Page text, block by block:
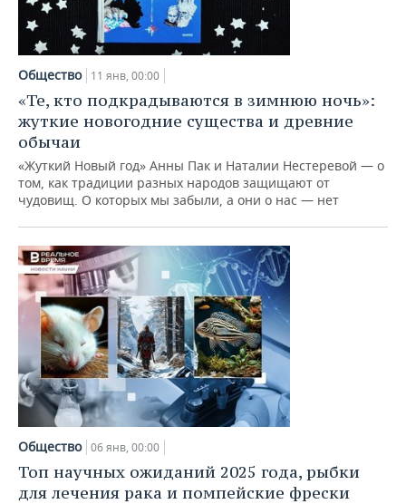
Общество 11 янв, 00:00
«Те, кто подкрадываются в зимнюю ночь»:
жуткие новогодние существа и древние
обычаи
«Жуткий Новый год» Анны Пак и Наталии Нестеревой — о
том, как традиции разных народов защищают от
чудовищ. О которых мы забыли, а они о нас — нет
Общество 06 янв, 00:00
Топ научных ожиданий 2025 года, рыбки
для лечения рака и помпейские фрески